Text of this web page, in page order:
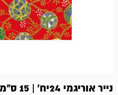
נייר אוריגמי 24יח' | 15 ס"מ | חלק ודוגמה